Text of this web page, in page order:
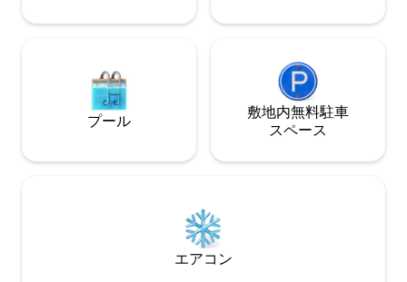
プール
敷地内無料駐⁠車
ス⁠ペ⁠ー⁠ス
エアコン